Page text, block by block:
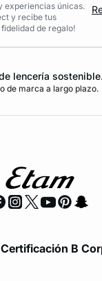
experiencias únicas.
y recibe tus
de regalo!
lencería sostenible.
de marca a largo plazo.
Certificación B